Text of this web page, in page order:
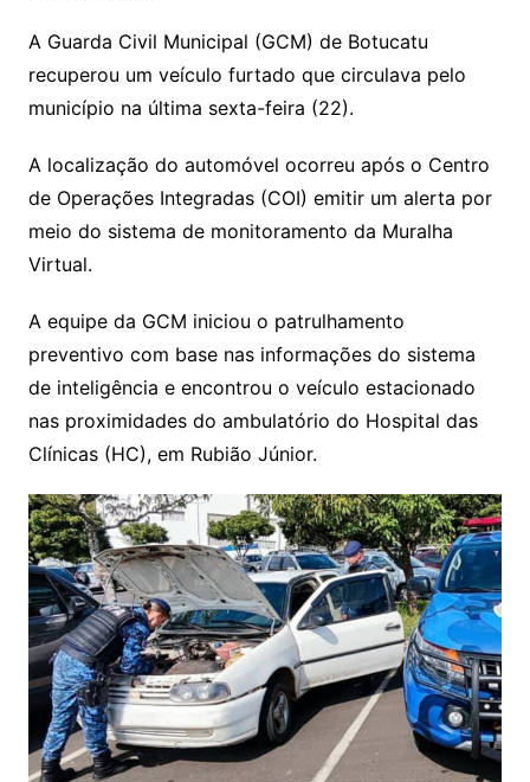
A Guarda Civil Municipal (GCM) de Botucatu
recuperou um veículo furtado que circulava pelo
município na última sexta-feira (22).
A localização do automóvel ocorreu após o Centro
de Operações Integradas (COI) emitir um alerta por
meio do sistema de monitoramento da Muralha
Virtual.
A equipe da GCM iniciou o patrulhamento
preventivo com base nas informações do sistema
de inteligência e encontrou o veículo estacionado
nas proximidades do ambulatório do Hospital das
Clínicas (HC), em Rubião Júnior.